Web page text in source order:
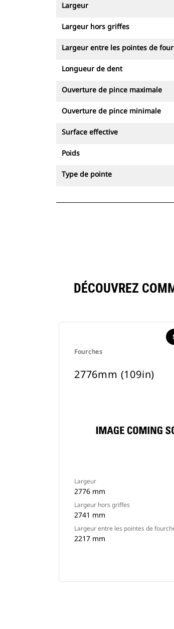
Largeur
Largeur hors griffes
Largeur entre les pointes de
Longueur de dent
Ouverture de pince maximale
Ouverture de pince minimale
Surface effective
Poids
Type de pointe
DÉCOUVREZ
Fourches
2776mm (109in)
Largeur
2776 mm
Largeur hors griffes
2741 mm
Largeur entre les pointes de
2217 mm